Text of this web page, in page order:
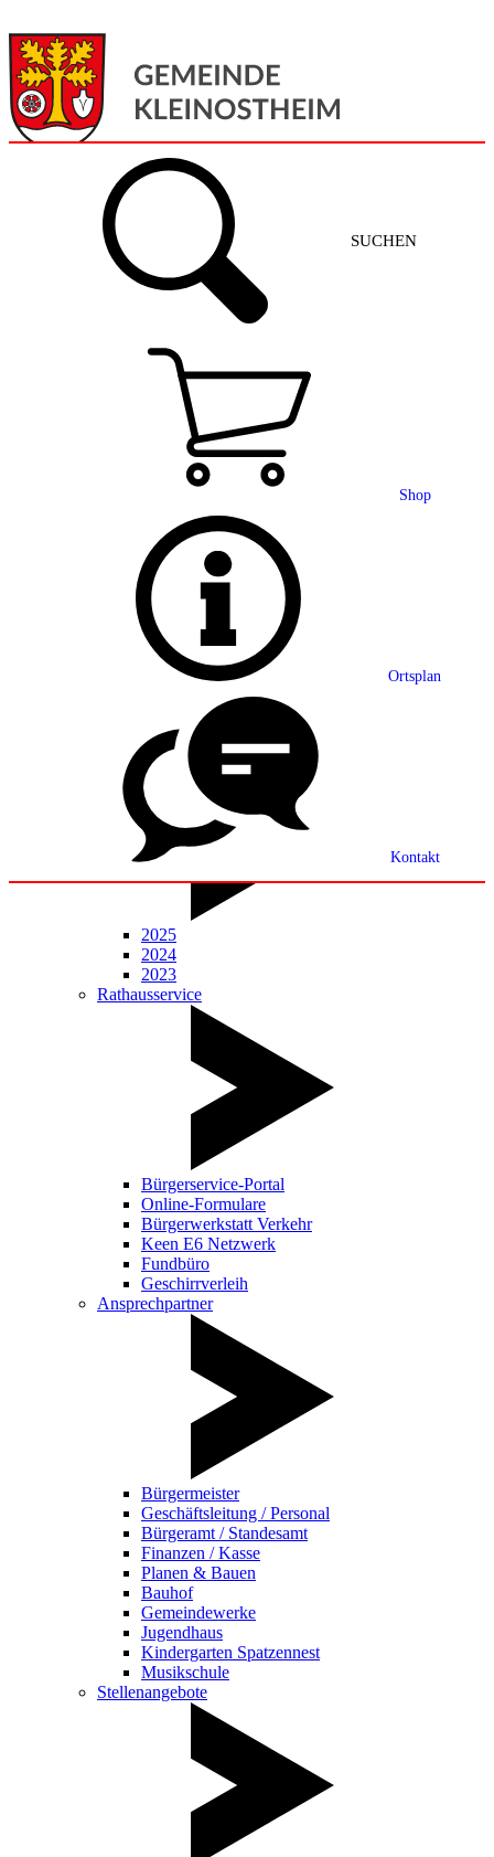
SUCHEN
Shop
Ortsplan
Kontakt
Gemeinde + Service
Grußwort
Ortsplan
Partnerschaft
Statistik
Mitteilungsblatt
2025
2024
2023
Rathausservice
Bürgerservice-Portal
Online-Formulare
Bürgerwerkstatt Verkehr
Keen E6 Netzwerk
Fundbüro
Geschirrverleih
Ansprechpartner
Bürgermeister
Geschäftsleitung / Personal
Bürgeramt / Standesamt
Finanzen / Kasse
Planen & Bauen
Bauhof
Gemeindewerke
Jugendhaus
Kindergarten Spatzennest
Musikschule
Stellenangebote